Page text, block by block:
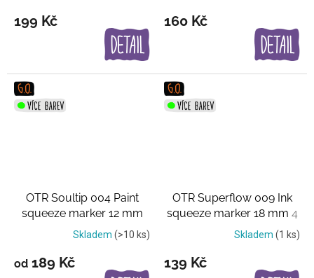
199 Kč 160 Kč
OTR Soultip 004 Paint
squeeze marker 12 mm
Skladem (>10 ks)
od 189 Kč
OTR Superflow 009 Ink
squeeze marker 18 mm 4
barvySkladem (1 ks)
139 Kč